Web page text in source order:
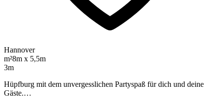
Hannover
m²8m x 5,5m
3m
Hüpfburg mit dem unvergesslichen Partyspaß für dich und deine
Gäste.…